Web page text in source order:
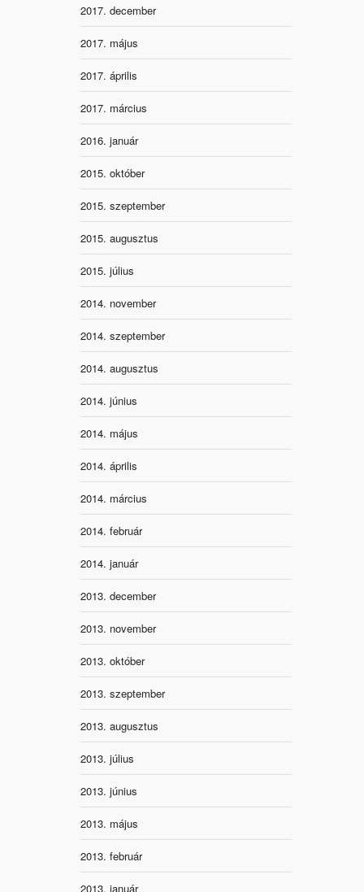
2017. december
2017. május
2017. április
2017. március
2016. január
2015. október
2015. szeptember
2015. augusztus
2015. július
2014. november
2014. szeptember
2014. augusztus
2014. június
2014. május
2014. április
2014. március
2014. február
2014. január
2013. december
2013. november
2013. október
2013. szeptember
2013. augusztus
2013. július
2013. június
2013. május
2013. február
2013. január